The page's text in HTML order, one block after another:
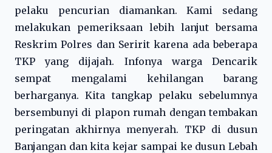
pelaku pencurian diamankan. Kami sedang
melakukan pemeriksaan lebih lanjut bersama
Reskrim Polres dan Seririt karena ada beberapa
TKP yang dijajah. Infonya warga Dencarik
sempat mengalami kehilangan barang
berharganya. Kita tangkap pelaku sebelumnya
bersembunyi di plapon rumah dengan tembakan
peringatan akhirnya menyerah. TKP di dusun
Banjangan dan kita kejar sampai ke dusun Lebah